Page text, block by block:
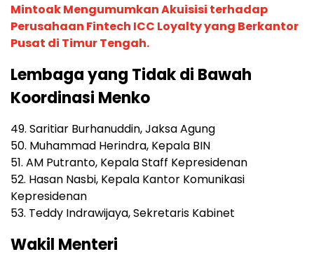
Mintoak Mengumumkan Akuisisi terhadap
Perusahaan Fintech ICC Loyalty yang Berkantor
Pusat di Timur Tengah.
Lembaga yang Tidak di Bawah
Koordinasi Menko
49. Saritiar Burhanuddin, Jaksa Agung
50. Muhammad Herindra, Kepala BIN
51. AM Putranto, Kepala Staff Kepresidenan
52. Hasan Nasbi, Kepala Kantor Komunikasi
Kepresidenan
53. Teddy Indrawijaya, Sekretaris Kabinet
Wakil Menteri